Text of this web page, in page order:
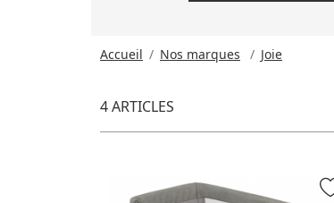
Accueil Nos marques Joie
4 ARTICLES